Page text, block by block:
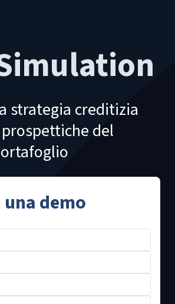
strategia creditizia
del
demo